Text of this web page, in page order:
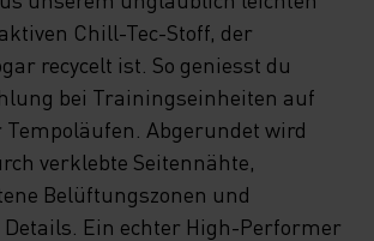
Chill-Tec-Stoff, der
recycelt ist. So geniesst du
bei Trainingseinheiten auf
Tempoläufen. Abgerundet wird
verklebte Seitennähte,
Belüftungszonen und
Ein echter High-Performer